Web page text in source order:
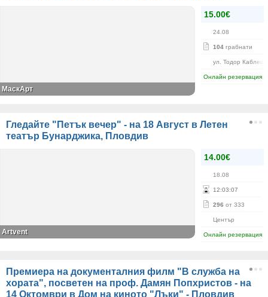
15.00€
24.08
104 грабнати
ул. Тодор
Онлайн резервация
МаскАрт
Гледайте "Петък вечер" - на 18 Август в Летен
театър Бунарджика, Пловдив
14.00€
18.08
12:03:07
296 от 333
Център
Онлайн резервация
Аrtvent
Премиера на документалния филм "В служба на
хората", посветен на проф. Дамян Попхристов - на
14 Октомври в Дом на киното "Лъки" - Пловдив